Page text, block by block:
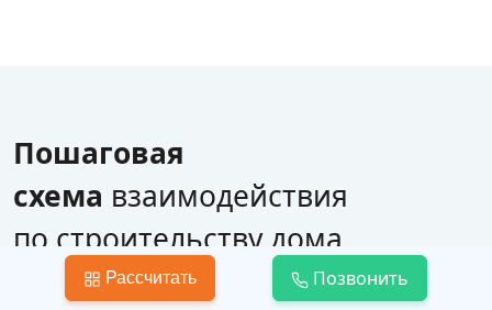
Пошаговая
схема взаимодействия
по строительству дома
Рассчитать Позвонить